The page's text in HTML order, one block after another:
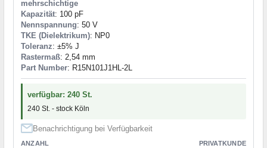
mehrschichtige
Kapazität: 100 pF
Nennspannung: 50 V
TKE (Dielektrikum): NP0
Toleranz: ±5% J
Rastermaß: 2,54 mm
Part Number: R15N101J1HL-2L
verfügbar: 240 St.
240 St. - stock Köln
Benachrichtigung bei Verfügbarkeit
ANZAHL PRIVATKUNDE